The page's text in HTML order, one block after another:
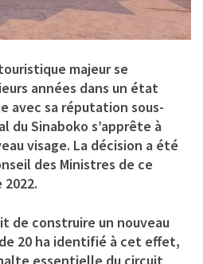
majeur se
années dans un état
avec sa réputation sous-
du Sinaboko s’apprête à
visage. La décision a été
des Ministres de ce
de construire un nouveau
20 ha identifié à cet effet,